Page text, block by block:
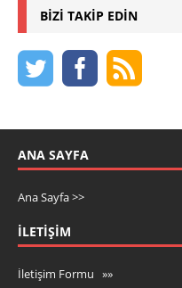
BIZI TAKIP EDIN
ANA SAYFA
Ana Sayfa >>
İLETIŞIM
İletişim Formu »»